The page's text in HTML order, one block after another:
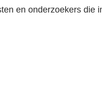
en onderzoekers die